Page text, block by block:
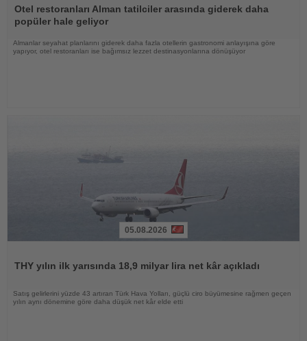
Oku
Otel restoranları Alman tatilciler arasında giderek daha
popüler hale geliyor
Almanlar seyahat planlarını giderek daha fazla otellerin gastronomi anlayışına göre
yapıyor, otel restoranları ise bağımsız lezzet destinasyonlarına dönüşüyor
05.08.2026
THY yılın ilk yarısında 18,9 milyar lira net kâr açıkladı
Satış gelirlerini yüzde 43 artıran Türk Hava Yolları, güçlü ciro büyümesine rağmen geçen
yılın aynı dönemine göre daha düşük net kâr elde etti